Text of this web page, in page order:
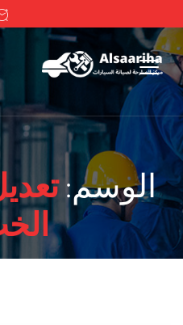
الوسم: